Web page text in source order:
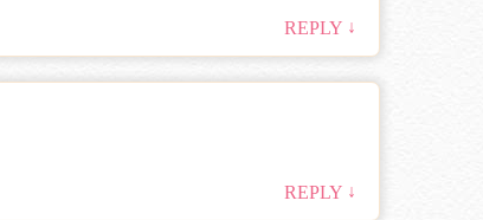
REPLY ↓
REPLY ↓